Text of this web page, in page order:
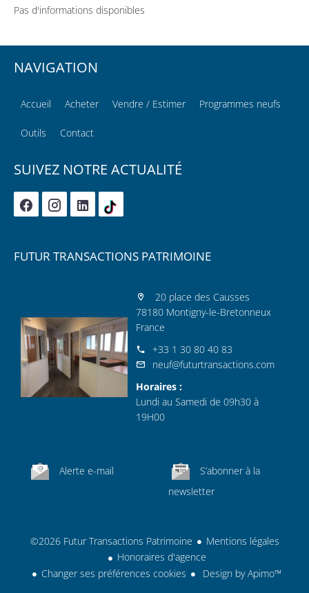
Pas d'informations disponibles
NAVIGATION
Accueil Acheter Vendre / Estimer Programmes neufs
Outils Contact
SUIVEZ NOTRE ACTUALITÉ
FUTUR TRANSACTIONS PATRIMOINE
20 place des Causses
78180 Montigny-le-Bretonneux
France
+33 1 30 80 40 83
neuf@futurtransactions.com
Horaires :
Lundi au Samedi de 09h30 à
19H00
Alerte e-mail
S’abonner à la
newsletter
©2026 Futur Transactions Patrimoine
Mentions légales
Honoraires d'agence
Changer ses préférences cookies
Design byApimo™